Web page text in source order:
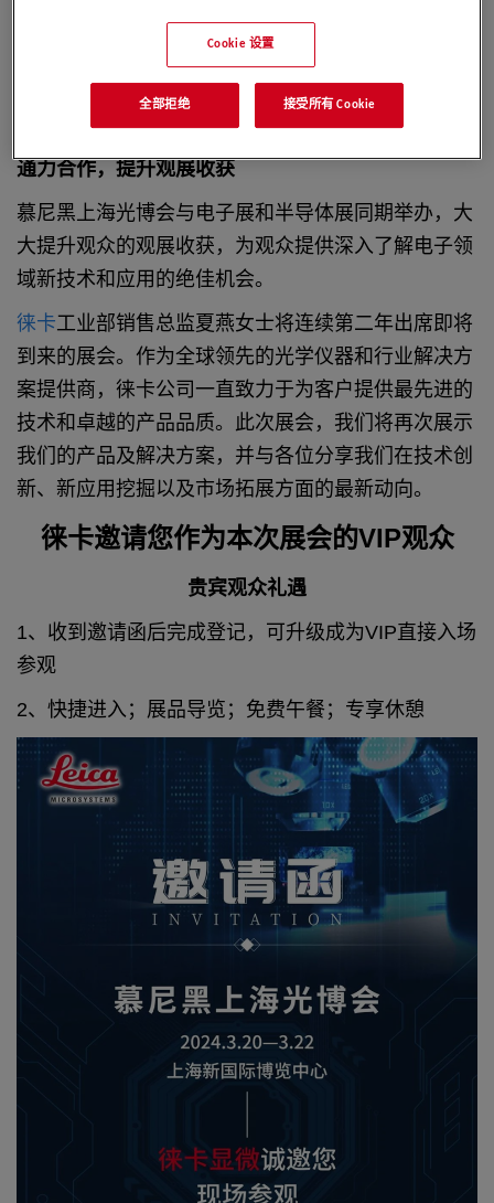
会，便汇聚利全球行业先锋专家，引领行业
发展趋
通力合作，提升观展收获
慕尼黑上海光博会与电子展和半导体展同期举办，大
大提升观众的观展收获，为观众提供深入了解电子领
域新技术和应用的绝佳机会。
徕卡工业部销售总监夏燕女士将连续第二年出席即将
到来的展会。作为全球领先的光学仪器和行业解决方
案提供商，徕卡公司一直致力于为客户提供最先进的
技术和卓越的产品品质。此次展会，我们将再次展示
我们的产品及解决方案，并与各位分享我们在技术创
新、新应用挖掘以及市场拓展方面的最新动向。
徕卡邀请您作为本次展会的VIP观众
贵宾观众礼遇
1、收到邀请函后完成登记，可升级成为VIP直接入场
参观
2、快捷进入；展品导览；免费午餐；专享休憩
Cookie 设置
全部拒绝 接受所有 Cookie